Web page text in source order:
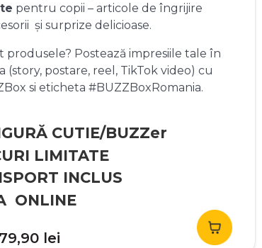
pentru copii – articole de îngrijire
și surprize delicioase.
produsele? Postează impresiile tale în
(story, postare, reel, TikTok video) cu
si eticheta #BUZZBoxRomania.
CUTIE/BUZZer
LIMITATE
INCLUS
ONLINE
Prețul
79,90 leiPrețul